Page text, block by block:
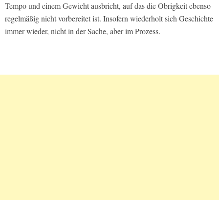
Tempo und einem Gewicht ausbricht, auf das die Obrigkeit ebenso
regelmäßig nicht vorbereitet ist. Insofern wiederholt sich Geschichte
immer wieder, nicht in der Sache, aber im Prozess.